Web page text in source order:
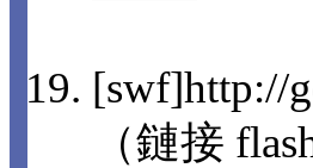
[swf]http://
（鏈接